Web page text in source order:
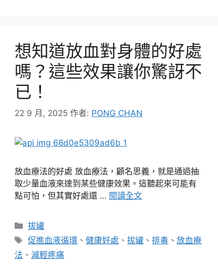
想知道放血對身體的好處
嗎？這些效果讓你驚訝不
已！
22 9 月, 2025 作者: PONG CHAN
放血療法的好處 放血療法，顧名思義，就是通過抽
取少量血液來達到某些健康效果。這聽起來可能有
點可怕，但其實好處還 … 閱讀全文
分
類
拔罐
標
籤
促進血液循環 、健康好處 、拔罐 、排毒 、放血療
法 、 減輕疼痛